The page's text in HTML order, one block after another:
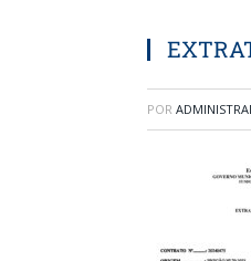
POR